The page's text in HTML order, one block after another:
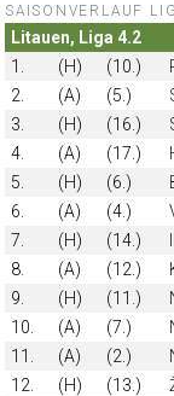
SAISONVERLAUF
Litauen, Liga 4.2
1.
(H) (10.)
2.
(A) (5.)
3.
(H) (16.)
4.
(A) (17.)
5.
(H) (6.)
6.
(A) (4.)
7.
(H) (14.)
8.
(A) (12.)
9.
(H) (11.)
10.
(A) (7.)
11.
(A) (2.)
12.
(H) (13.)